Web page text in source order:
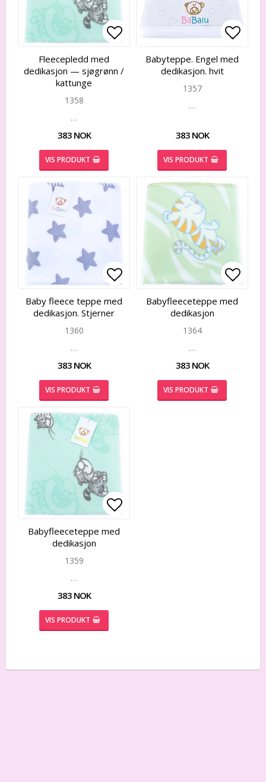
Add to list of favorites
Add to list of favorites
Fleecepledd med
dedikasjon — sjøgrønn /
kattunge
1358
…
383 NOK
VIS PRODUKT
Add
Add
Babyteppe. Engel med
dedikasjon. hvit
1357
…
383 NOK
VIS PRODUKT
Add to list of favorites
Add to list of favorites
Baby fleece teppe med
dedikasjon. Stjerner
1360
…
383 NOK
VIS PRODUKT
Add
Add
Babyfleeceteppe med
dedikasjon
1364
…
383 NOK
VIS PRODUKT
Add to list of favorites
Add to list of favorites
Babyfleeceteppe med
dedikasjon
1359
…
383 NOK
VIS PRODUKT